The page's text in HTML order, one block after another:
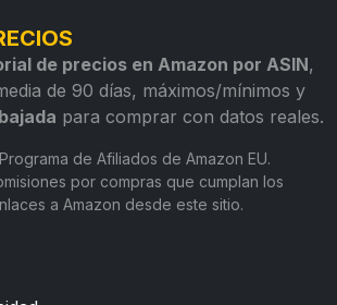
de precios en Amazon por ASIN,
de 90 días, máximos/mínimos y
para comprar con datos reales.
de Afiliados de Amazon EU.
por compras que cumplan los
a Amazon desde este sitio.